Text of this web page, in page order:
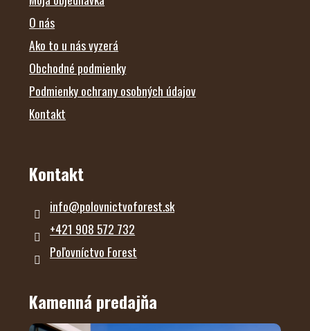
O nás
Ako to u nás vyzerá
Obchodné podmienky
Podmienky ochrany osobných údajov
Kontakt
Kontakt
info@polovnictvoforest.sk
+421 908 572 732
Poľovníctvo Forest
Kamenná predajňa